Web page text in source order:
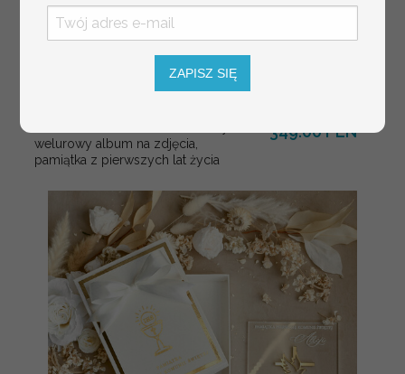
welurowy album na zdjęcia,
pamiątka z pierwszych lat życia
349.00 PLN
ZAPISZ SIĘ